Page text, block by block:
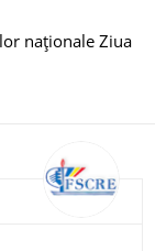
naționale Ziua